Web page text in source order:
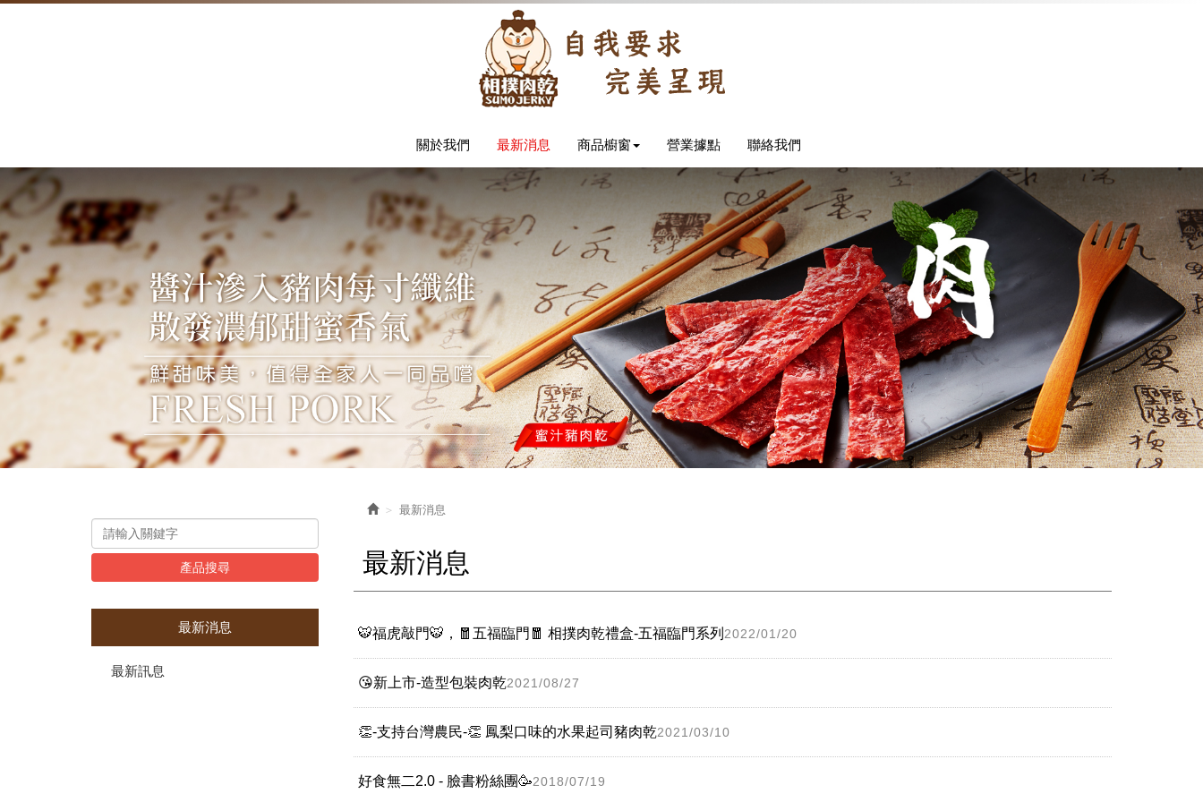
關於我們 最新消息 商品櫥窗 營業據點 聯絡我們
產品搜尋
最新消息
最新訊息
最新消息
最新消息
🐯福虎敲門🐯，🧧五福臨門🧧 相撲肉乾禮盒-五福臨門系列 2022/01/20
😘新上市-造型包裝肉乾2021/08/27
👏-支持台灣農民-👏 鳳梨口味的水果起司豬肉乾2021/03/10
好食無二2.0 - 臉書粉絲團🥳2018/07/19